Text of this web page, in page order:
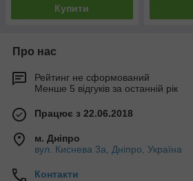
Купити
Про нас
Рейтинг не сформований
Менше 5 відгуків за останній рік
Працює з 22.06.2018
м. Дніпро
вул. Киснева 3а, Дніпро, Україна
Контакти